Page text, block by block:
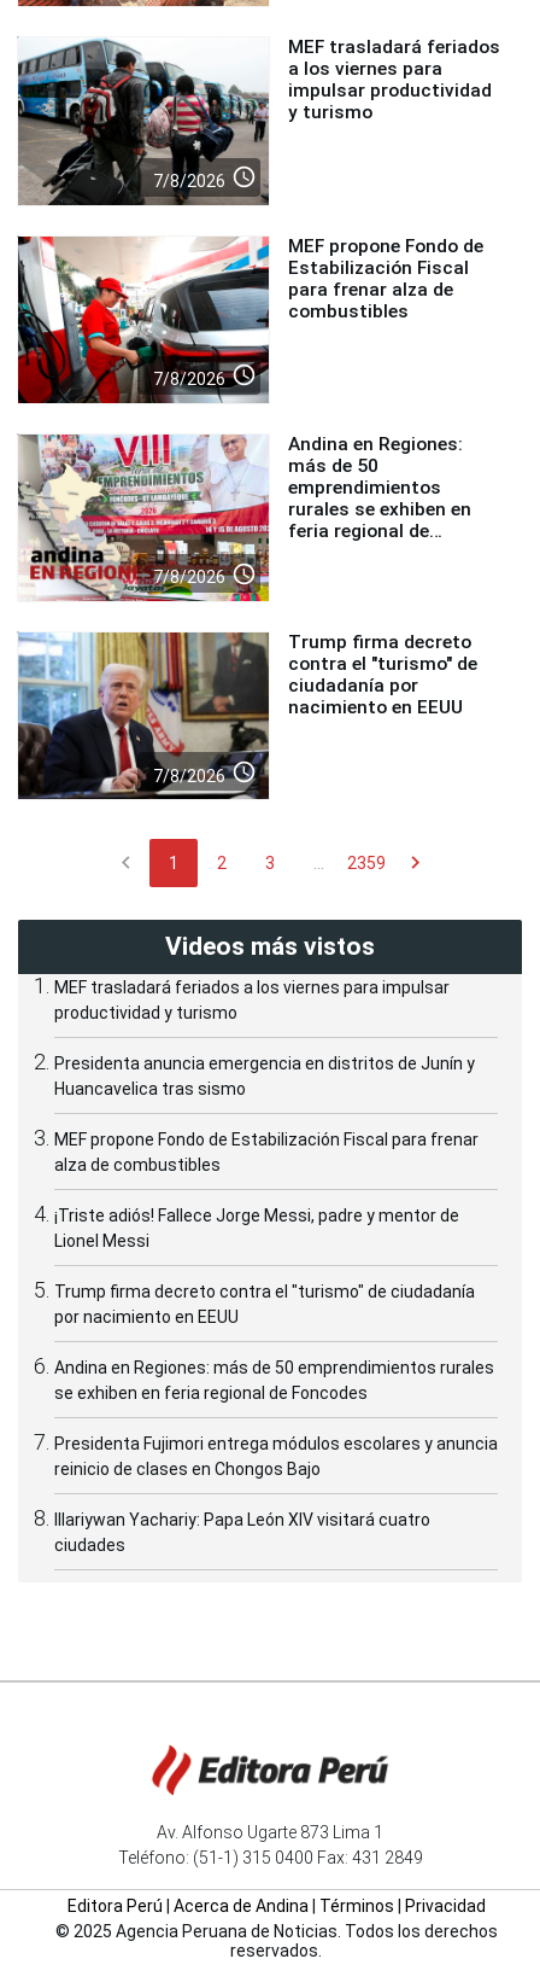
7/8/2026 access_time
MEF trasladará feriados
a los viernes para
impulsar productividad
y turismo
7/8/2026 access_time
MEF propone Fondo de
Estabilización Fiscal
para frenar alza de
combustibles
7/8/2026 access_time
Andina en Regiones:
más de 50
emprendimientos
rurales se exhiben en
feria regional de
7/8/2026 access_time
Trump firma decreto
contra el "turismo" de
ciudadanía por
nacimiento en EEUU
chevron_left 1 2 3 ... 2359 chevron_right
Videos más vistos
MEF trasladará feriados a los viernes para impulsar
productividad y turismo
Presidenta anuncia emergencia en distritos de Junín y
Huancavelica tras sismo
MEF propone Fondo de Estabilización Fiscal para frenar
alza de combustibles
¡Triste adiós! Fallece Jorge Messi, padre y mentor de
Lionel Messi
Trump firma decreto contra el "turismo" de ciudadanía
por nacimiento en EEUU
Andina en Regiones: más de 50 emprendimientos rurales
se exhiben en feria regional de Foncodes
Presidenta Fujimori entrega módulos escolares y anuncia
reinicio de clases en Chongos Bajo
Illariywan Yachariy: Papa León XIV visitará cuatro
ciudades
Av. Alfonso Ugarte 873 Lima 1
Teléfono: (51-1) 315 0400 Fax: 431 2849
Editora Perú Acerca de Andina| Términos
Privacidad
© 2025 Agencia Peruana de Noticias. Todos los derechos
reservados.